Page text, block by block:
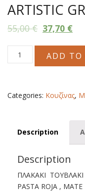
ARTISTIC
55,00€ 37,70 €
ARTISTIC
GRIS
quantity
ADD TO
Categories: Κουζίνας,
Description
Description
ΠΛΑΚΑΚΙ ΤΟΥΒΛΑΚΙ
PASTA ROJA , MATE